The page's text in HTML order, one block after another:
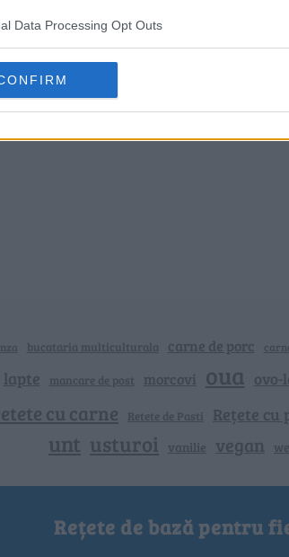
Data Processing Opt Outs
bucataria multiculturala carne de porc
lapte mancare de post morcovi oua ovo-
cu carne Retete de Pasti Rețete cu
unt usturoi vanilie vegan
Rețete de bază pentru